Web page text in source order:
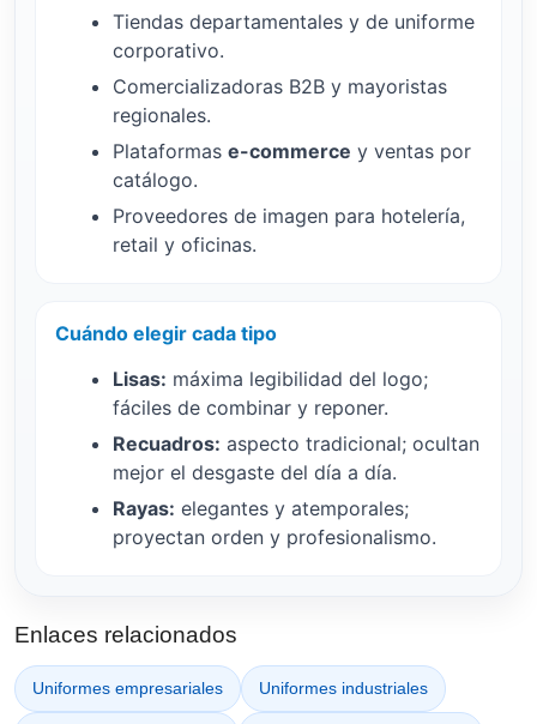
Tiendas departamentales y de uniforme
corporativo.
Comercializadoras B2B y mayoristas
regionales.
Plataformas e-commerce y ventas por
catálogo.
Proveedores de imagen para hotelería,
retail y oficinas.
Cuándo elegir cada tipo
Lisas: máxima legibilidad del logo;
fáciles de combinar y reponer.
Recuadros: aspecto tradicional; ocultan
mejor el desgaste del día a día.
Rayas: elegantes y atemporales;
proyectan orden y profesionalismo.
Enlaces relacionados
Uniformes empresariales Uniformes industriales